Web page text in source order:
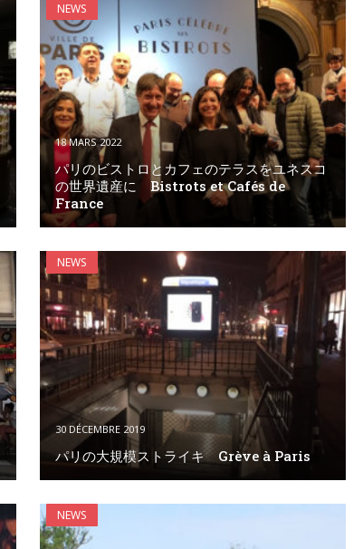
NEWS
18 MARS 2022
パリのビストロとカフェのテラスをユネスコ
の世界遺産に Bistrots et Cafés de
France
NEWS
30 DÉCEMBRE 2019
パリの大規模ストライキ Grève à Paris
NEWS